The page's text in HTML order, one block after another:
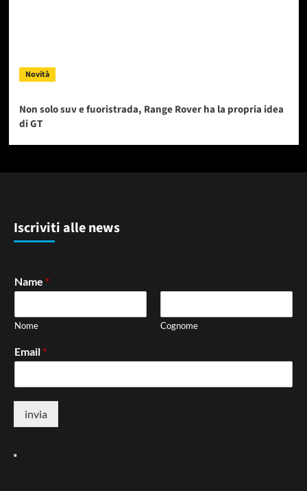
Novità
Non solo suv e fuoristrada, Range Rover ha la propria idea
di GT
Iscriviti alle news
Name *
Nome Cognome
Email *
invia